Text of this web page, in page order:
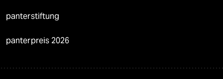
panterstiftung
panterpreis 2026